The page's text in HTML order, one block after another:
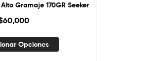
Gramaje 170GR Seeker
60,000
Opciones